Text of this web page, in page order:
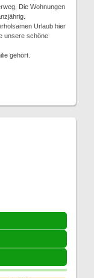
Die Wohnungen
Urlaub hier
unsere schöne
gehört.